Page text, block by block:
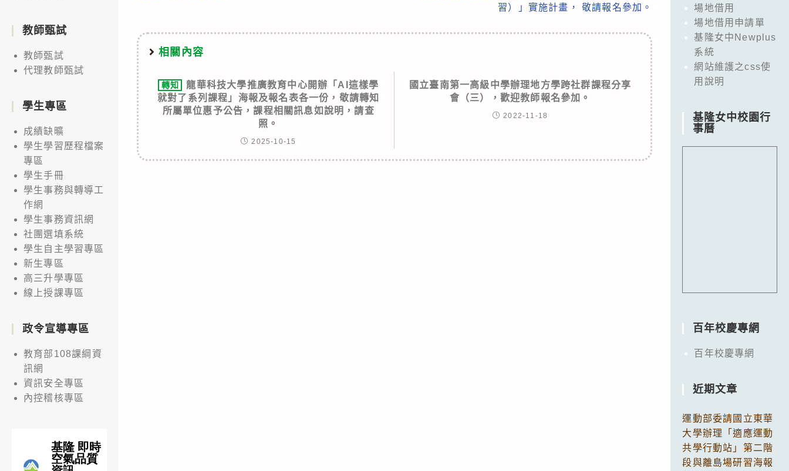
習）」實施計畫， 敬請報名參加。
相關內容
轉知
龍華科技大學推廣教育中心開辦「AI這樣學
就對了系列課程」海報及報名表各一份，敬請轉知
所屬單位惠予公告，課程相關訊息如說明，請查
照。
2025-10-15
國立臺南第一高級中學辦理地方學跨社群課程分享
會（三），歡迎教師報名參加。
2022-11-18
教師甄試
教師甄試
代理教師甄試
學生專區
成績缺曠
學生學習歷程檔案
專區
學生手冊
學生事務與轉導工
作網
學生事務資訊網
社團選填系統
學生自主學習專區
新生專區
高三升學專區
線上授課專區
政令宣導專區
教育部108課綱資
訊網
資訊安全專區
內控稽核專區
場地借用
場地借用申請單
基隆女中Newplus
系統
網站維護之css使
用說明
基隆女中校園行
事曆
百年校慶專網
百年校慶專網
近期文章
運動部委請國立東華
大學辦理「適應運動
共學行動站」第二階
段與離島場研習海報